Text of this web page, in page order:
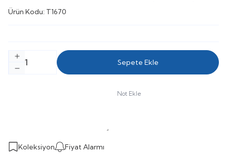
Ürün Kodu: T1670
Sepete Ekle
Not Ekle
Koleksiyon Fiyat Alarmı